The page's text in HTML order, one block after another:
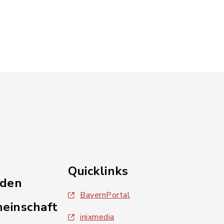
Quicklinks
BayernPortal
inixmedia